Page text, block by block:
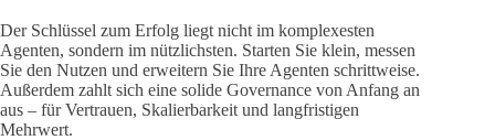
Der Schlüssel zum Erfolg liegt nicht im komplexesten
Agenten, sondern im nützlichsten. Starten Sie klein, messen
Sie den Nutzen und erweitern Sie Ihre Agenten schrittweise.
Außerdem zahlt sich eine solide Governance von Anfang an
aus – für Vertrauen, Skalierbarkeit und langfristigen
Mehrwert.